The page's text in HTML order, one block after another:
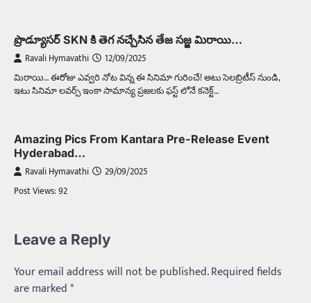
ప్రొడ్యూసర్ SKN కి తెగ నచ్చేసిన తేజ సజ్జ మిరాయి…
Ravali Hymavathi 12/09/2025
మిరాయి… ఈరోజు ఎవ్వరి నోట విన్న ఈ సినిమా గురించే! అటు సెలబ్రిటీస్ నుండి,
ఇటు సినిమా లవర్స్ ఇంకా సామాన్య ప్రజలకు ఫస్ట్ లోనే కనెక్ట్…
Amazing Pics From Kantara Pre-Release Event
Hyderabad…
Ravali Hymavathi 29/09/2025
Post Views: 92
Leave a Reply
Your email address will not be published.Required fields
are marked*